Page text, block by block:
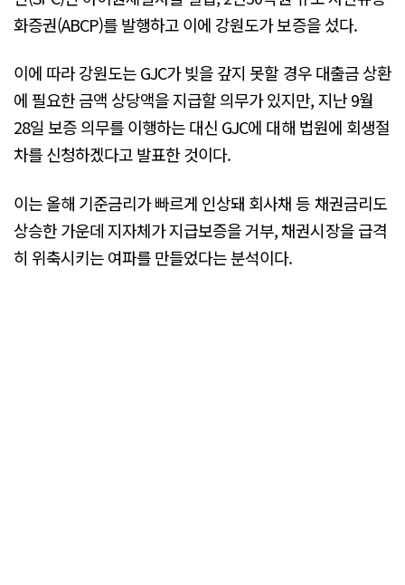
화증권(ABCP)를 발행하고 이에 강원도가 보증을 섰다.
이에 따라 강원도는 GJC가 빚을 갚지 못할 경우 대출금 상환
에 필요한 금액 상당액을 지급할 의무가 있지만, 지난 9월
28일 보증 의무를 이행하는 대신 GJC에 대해 법원에 회생절
차를 신청하겠다고 발표한 것이다.
이는 올해 기준금리가 빠르게 인상돼 회사채 등 채권금리도
상승한 가운데 지자체가 지급보증을 거부, 채권시장을 급격
히 위축시키는 여파를 만들었다는 분석이다.